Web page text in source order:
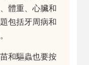
體重、心臟和
包括牙周病和
和驅蟲也要按